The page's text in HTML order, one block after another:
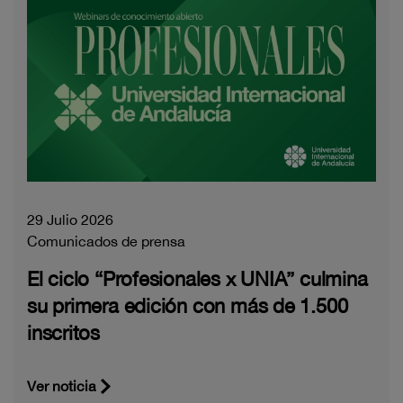
29 Julio 2026
Comunicados de prensa
El ciclo “Profesionales x UNIA” culmina
su primera edición con más de 1.500
inscritos
Ver noticia